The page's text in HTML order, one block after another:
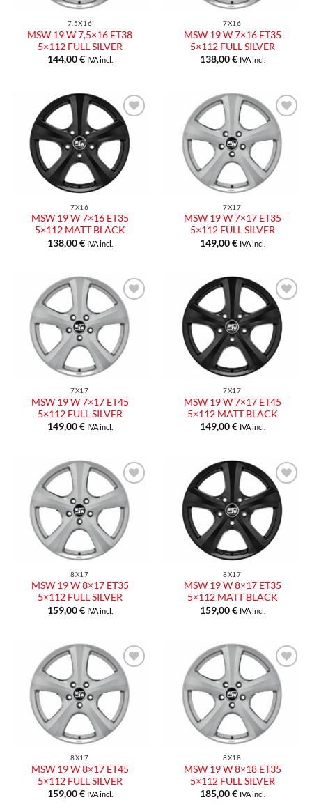
7,5X16
MSW 19 W 7,5×16 ET38
5×112 FULL SILVER
144,00€ IVA incl.
7X16
MSW 19 W 7×16 ET35
5×112 FULL SILVER
138,00€ IVA incl.
Aggiungi
alla lista
dei
desideri
7X16
MSW 19 W 7×16 ET35
5×112 MATT BLACK
138,00€ IVA incl.
Aggiungi
alla lista
desideri
7X17
MSW 19 W 7×17 ET35
5×112 FULL SILVER
149,00€ IVA incl.
Aggiungi
alla lista
dei
desideri
7X17
MSW 19 W 7×17 ET45
5×112 FULL SILVER
149,00€ IVA incl.
Aggiungi
alla lista
dei
desideri
7X17
MSW 19 W 7×17 ET45
5×112 MATT BLACK
149,00€ IVA incl.
Aggiungi
alla lista
desideri
8X17
MSW 19 W 8×17 ET35
5×112 FULL SILVER
159,00€ IVA incl.
Aggiungi
alla lista
dei
desideri
8X17
MSW 19 W 8×17 ET35
5×112 MATT BLACK
159,00€ IVA incl.
Aggiungi
alla lista
dei
desideri
8X17
MSW 19 W 8×17 ET45
5×112 FULL SILVER
159,00€ IVA incl.
Aggiungi
alla lista
dei
desideri
8X18
MSW 19 W 8×18 ET35
5×112 FULL SILVER
185,00€ IVA incl.